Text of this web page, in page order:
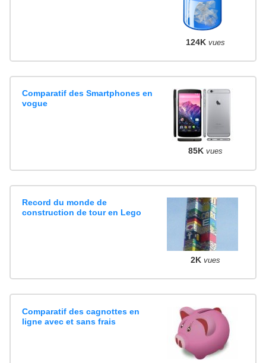
124K vues
Comparatif des Smartphones en
vogue
85K vues
Record du monde de
construction de tour en Lego
2K vues
Comparatif des cagnottes en
ligne avec et sans frais